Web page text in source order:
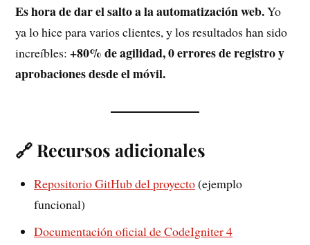
Es hora de dar el salto a la automatización web.Yo
ya lo hice para varios clientes, y los resultados han sido
increíbles:+80% de agilidad, 0 errores de registro y
aprobaciones desde el móvil.
🔗 Recursos adicionales
Repositorio GitHub del proyecto(ejemplo
funcional)
Documentación oficial de CodeIgniter 4